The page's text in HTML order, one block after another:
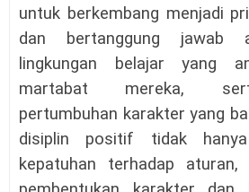
untuk berkembang menjadi
dan bertanggung jawab
lingkungan belajar yang
martabat mereka,
pertumbuhan karakter yang
disiplin positif tidak
kepatuhan terhadap